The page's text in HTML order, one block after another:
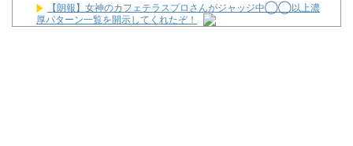
【朗報】女神のカフェテラスプロさんがジャッジ中◯◯以上濃
厚パターン一覧を開示してくれたぞ！